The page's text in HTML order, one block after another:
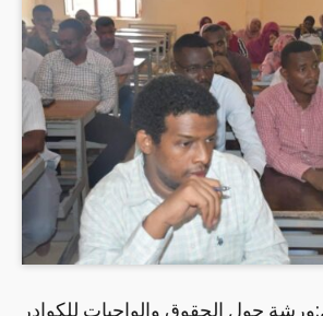
حول الحقوق والواجبات للكوادر